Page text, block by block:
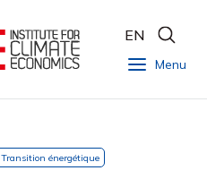
Menu
EN
Transition énergétique